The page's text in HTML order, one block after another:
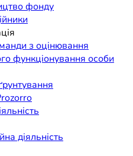
фонду
з оцінювання
функціонування особи
діяльність